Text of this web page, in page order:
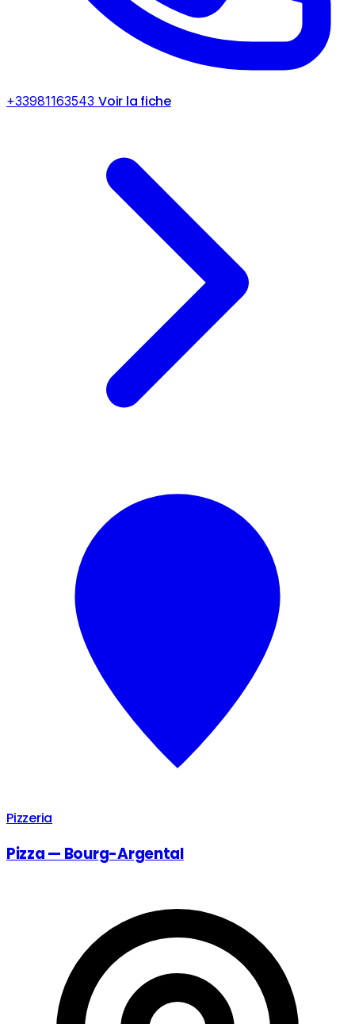
+33981163543 Voir la fiche
Pizzeria
Pizza — Bourg-Argental